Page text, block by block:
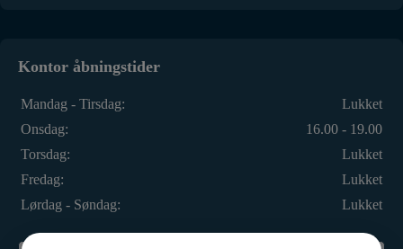
Kontor åbningstider
Mandag - Tirsdag:
Lukket
Onsdag:
16.00 - 19.00
Torsdag:
Lukket
Fredag:
Lukket
Lørdag - Søndag:
Lukket